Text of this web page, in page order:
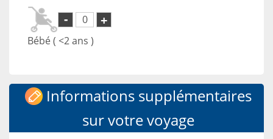
- +
Bébé ( <2 ans )
Informations supplémentaires
sur votre voyage